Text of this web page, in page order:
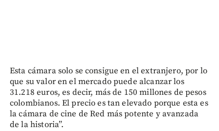
Esta cámara solo se consigue en el extranjero, por lo
que su valor en el mercado puede alcanzar los
31.218 euros, es decir, más de 150 millones de pesos
colombianos. El precio es tan elevado porque esta es
la cámara de cine de Red más potente y avanzada
de la historia”.